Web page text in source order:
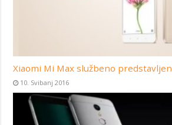
Xiaomi Mi Max službeno predstavljen
10. Svibanj 2016